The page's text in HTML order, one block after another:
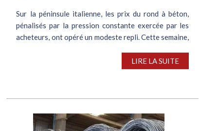
Sur la péninsule italienne, les prix du rond à béton,
pénalisés par la pression constante exercée par les
acheteurs, ont opéré un modeste repli. Cette semaine,
LIRE LA SUITE